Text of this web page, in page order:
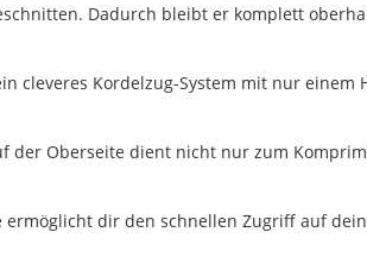
Dadurch bleibt er komplett
cleveres Kordelzug-System mit nur
der Oberseite dient nicht nur zum
dir den schnellen Zugriff auf